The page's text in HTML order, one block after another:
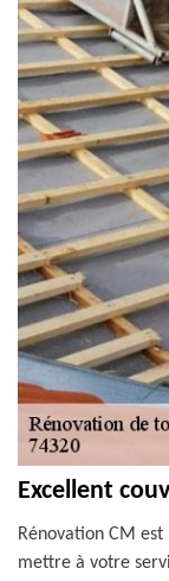
Excellent
Rénovation CM
mettre à votre